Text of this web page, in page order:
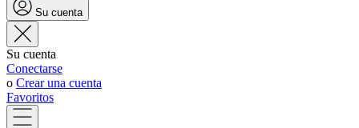
Su cuenta
Su cuenta
Conectarse
o Crear una cuenta
Favoritos